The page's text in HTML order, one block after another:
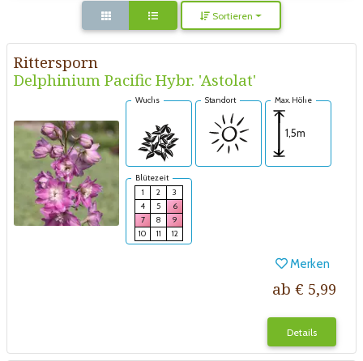
Sortieren
Rittersporn
Delphinium Pacific Hybr. 'Astolat'
Wuchs Standort Max. Höhe
1,5m
Blütezeit
1
2
3
4
5
6
7
8
9
10
11 12
Merken
ab € 5,99
Details